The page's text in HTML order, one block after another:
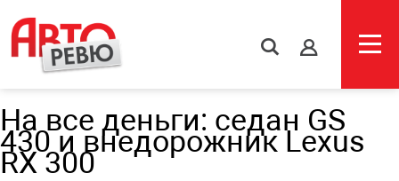
s
На все деньги: седан GS
430 и внедорожник Lexus
RX 300